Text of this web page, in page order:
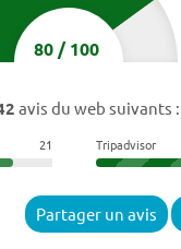
80/100
avis du web suivants :
21 Tripadvisor
Partager un avis